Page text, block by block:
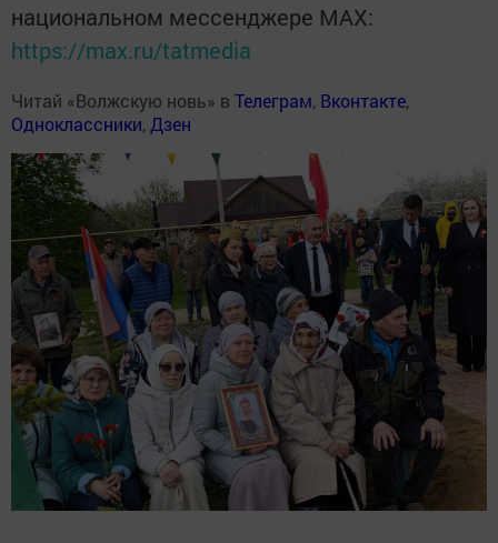
национальном мессенджере MАХ:
https://max.ru/tatmedia
Читай «Волжскую новь» в Телеграм, Вконтакте,
Одноклассники,Дзен